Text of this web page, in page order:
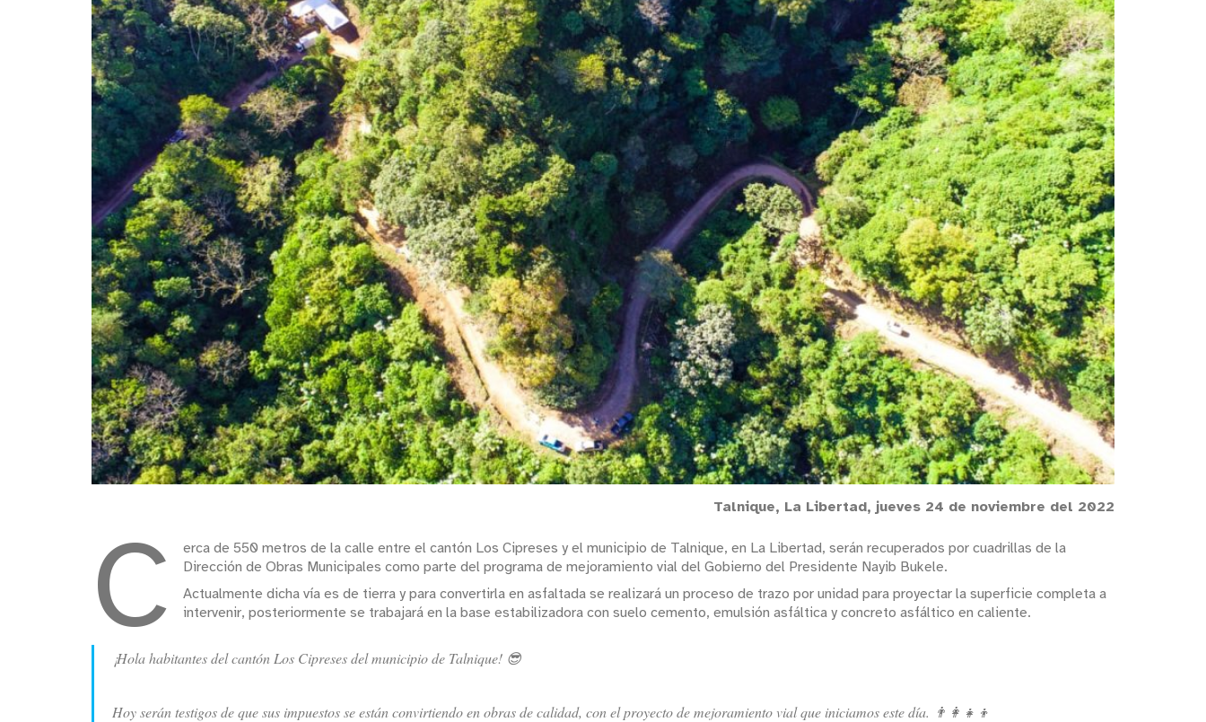
Talnique, La Libertad, jueves 24 de noviembre del 2022
C
erca de 550 metros de la calle entre el cantón Los Cipreses y el municipio de Talnique, en La Libertad, serán recuperados por cuadrillas de la
Dirección de Obras Municipales como parte del programa de mejoramiento vial del Gobierno del Presidente Nayib Bukele.
Actualmente dicha vía es de tierra y para convertirla en asfaltada se realizará un proceso de trazo por unidad para proyectar la superficie completa a
intervenir, posteriormente se trabajará en la base estabilizadora con suelo cemento, emulsión asfáltica y concreto asfáltico en caliente.
¡Hola habitantes del cantón Los Cipreses del municipio de Talnique! 😎
Hoy serán testigos de que sus impuestos se están convirtiendo en obras de calidad, con el proyecto de mejoramiento vial que iniciamos este día. 👨‍👩‍👧‍👦